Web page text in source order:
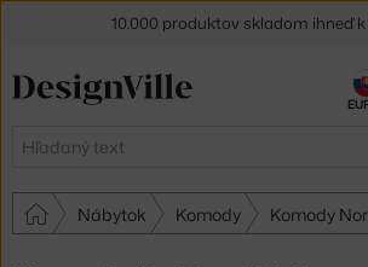
Hľadať
Nábytok Komody Komody
10.000 produktov skladom ihneď
30 dní na vrátenie tovaru